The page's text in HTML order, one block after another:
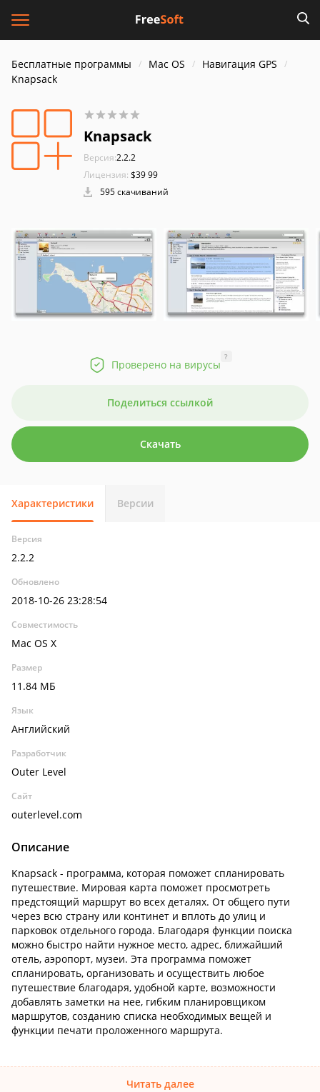
Бесплатные программы Mac OS
Навигация GPS
Knapsack
Knapsack
Версия:2.2.2
Лицензия: $39 99
595 скачиваний
Проверено на вирусы
?
Поделиться ссылкой
Скачать
Характеристики Версии
Версия
2.2.2
Обновлено
2018-10-26 23:28:54
Совместимость
Mac OS X
Размер
11.84 МБ
Язык
Английский
Разработчик
Outer Level
Сайт
outerlevel.com
Описание
Knapsack - программа, которая поможет спланировать
путешествие. Мировая карта поможет просмотреть
предстоящий маршрут во всех деталях. От общего пути
через всю страну или континет и вплоть до улиц и
парковок отдельного города. Благодаря функции поиска
можно быстро найти нужное место, адрес, ближайший
отель, аэропорт, музеи. Эта программа поможет
спланировать, организовать и осуществить любое
путешествие благодаря, удобной карте, возможности
добавлять заметки на нее, гибким планировщиком
маршрутов, созданию списка необходимых вещей и
функции печати проложенного маршрута.
Читать далее